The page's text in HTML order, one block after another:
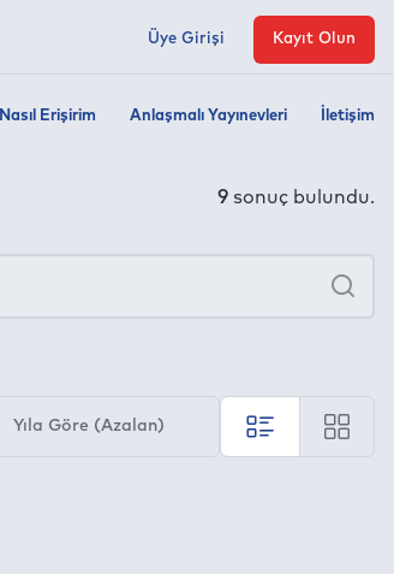
Nasıl Erişirim Anlaşmalı Yayınevleri İletişim
Üye Girişi Kayıt Olun
9 sonuç bulundu.
Ara
Yıla Göre (Azalan)